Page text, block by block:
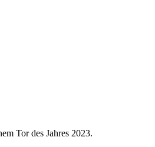
Tor des Jahres 2023.